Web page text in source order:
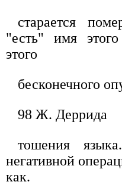
старается
"есть" имя этого
этого
бесконечного
98 Ж. Деррида
тошения
негативной
как.